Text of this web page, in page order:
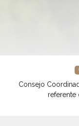
Consejo
referente